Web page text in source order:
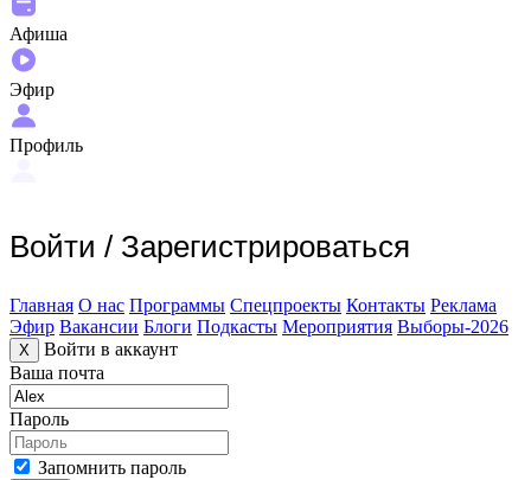
Афиша
Эфир
Профиль
Войти / Зарегистрироваться
Главная О нас Программы Спецпроекты Контакты Реклама
Эфир Вакансии Блоги Подкасты Мероприятия Выборы-2026
X
Войти в аккаунт
Ваша почта
Пароль
Запомнить пароль